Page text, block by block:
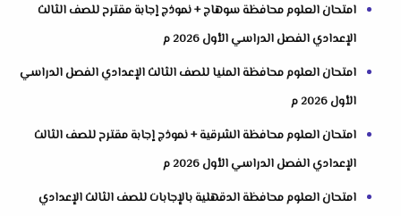
امتحان العلوم محافظة سوهاج + نموذج إجابة مقترح للصف الثالث
الإعدادي الفصل الدراسي الأول 2026 م
امتحان العلوم محافظة المنيا للصف الثالث الإعدادي الفصل الدراسي
الأول 2026 م
امتحان العلوم محافظة الشرقية + نموذج إجابة مقترح للصف الثالث
الإعدادي الفصل الدراسي الأول 2026 م
امتحان العلوم محافظة الدقهلية بالإجابات للصف الثالث الإعدادي